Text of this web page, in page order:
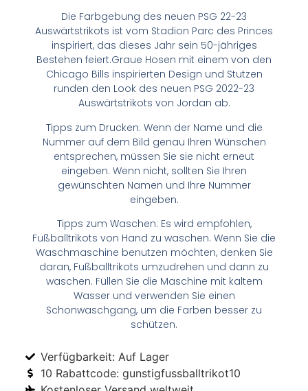
Die Farbgebung des neuen PSG 22-23
Auswärtstrikots ist vom Stadion Parc des Princes
inspiriert, das dieses Jahr sein 50-jähriges
Bestehen feiert.Graue Hosen mit einem von den
Chicago Bills inspirierten Design und Stutzen
runden den Look des neuen PSG 2022-23
Auswärtstrikots von Jordan ab.
Tipps zum Drucken: Wenn der Name und die
Nummer auf dem Bild genau Ihren Wünschen
entsprechen, müssen Sie sie nicht erneut
eingeben. Wenn nicht, sollten Sie Ihren
gewünschten Namen und Ihre Nummer
eingeben.
Tipps zum Waschen: Es wird empfohlen,
Fußballtrikots von Hand zu waschen. Wenn Sie die
Waschmaschine benutzen möchten, denken Sie
daran, Fußballtrikots umzudrehen und dann zu
waschen. Füllen Sie die Maschine mit kaltem
Wasser und verwenden Sie einen
Schonwaschgang, um die Farben besser zu
schützen.
Verfügbarkeit: Auf Lager
10 Rabattcode: gunstigfussballtrikot10